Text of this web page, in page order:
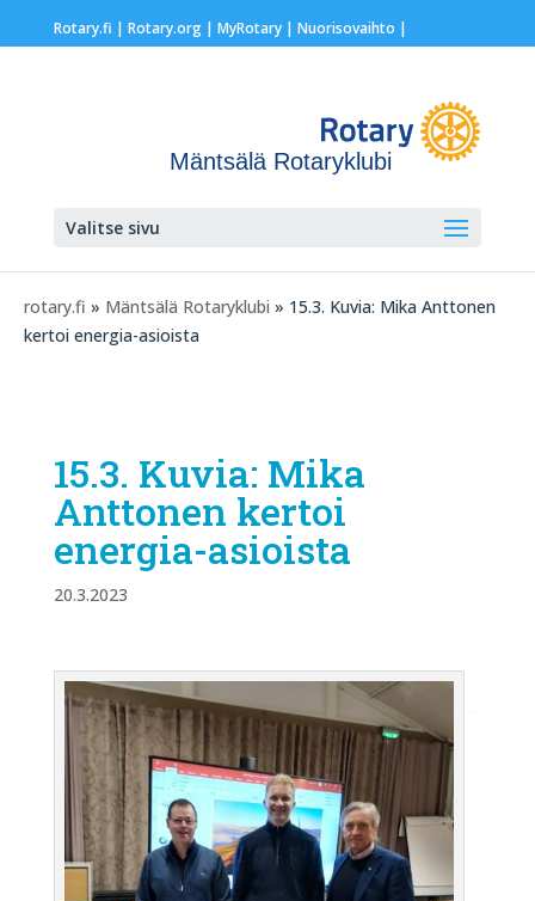
Rotary.fi | Rotary.org| MyRotary | Nuorisovaihto |
Mäntsälä Rotaryklubi
Valitse sivu
rotary.fi » Mäntsälä Rotaryklubi » 15.3. Kuvia: Mika Anttonen
kertoi energia-asioista
15.3. Kuvia: Mika
Anttonen kertoi
energia-asioista
20.3.2023